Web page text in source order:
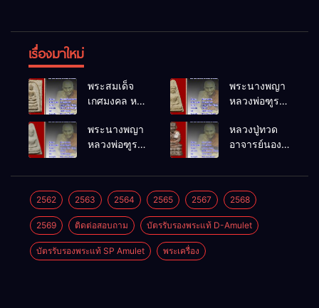
เรื่องมาใหม่
พระสมเด็จ
เกศมงคล หล
โพธิ์นิมิตร
พ.ศ.2512
พระนางพญา
หลวงพ่อฑูรย์
พ.ศ.2512
พระนางพญา
หลวงพ่อฑูรย์
พ.ศ.2512
หลวงปู่ทวด
อาจารย์นอง
พ.ศ.2541
2562 2563 2564 2565 2567 2568
2569 ติดต่อสอบถาม บัตรรับรองพระแท้ D-Amulet
บัตรรับรองพระแท้ SP Amulet พระเครื่อง